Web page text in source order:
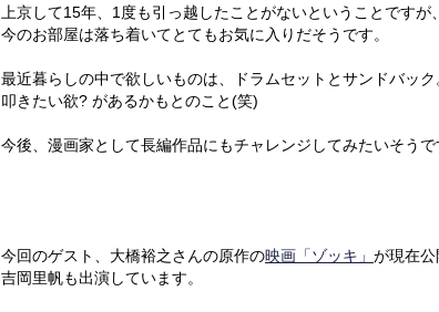
上京して15年、1度も引っ越したことがないということですが、
今のお部屋は落ち着いてとてもお気に入りだそうです。
最近暮らしの中で欲しいものは、ドラムセットとサンドバック
叩きたい欲? があるかもとのこと(笑)
今後、漫画家として長編作品にもチャレンジしてみたいそうで
今回のゲスト、大橋裕之さんの原作の映画「ゾッキ」 が現在公
吉岡里帆も出演しています。